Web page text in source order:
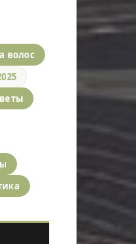
волос